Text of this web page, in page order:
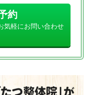
約
気軽にお問い合わせ